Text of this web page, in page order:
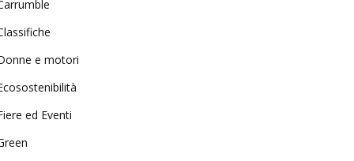
e motori
ed Eventi